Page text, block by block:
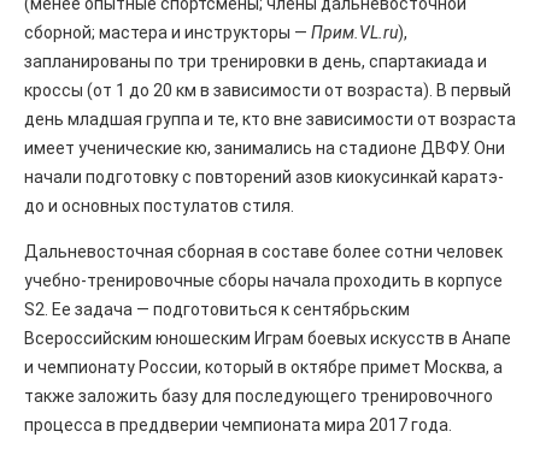
сборной; мастера и инструкторы — Прим.VL.ru),
запланированы по три тренировки в день, спартакиада и
кроссы (от 1 до 20 км в зависимости от возраста). В первый
день младшая группа и те, кто вне зависимости от возраста
имеет ученические кю, занимались на стадионе ДВФУ. Они
начали подготовку с повторений азов киокусинкай каратэ-
до и основных постулатов стиля.
Дальневосточная сборная в составе более сотни человек
учебно-тренировочные сборы начала проходить в корпусе
S2. Ее задача — подготовиться к сентябрьским
Всероссийским юношеским Играм боевых искусств в Анапе
и чемпионату России, который в октябре примет Москва, а
также заложить базу для последующего тренировочного
процесса в преддверии чемпионата мира 2017 года.